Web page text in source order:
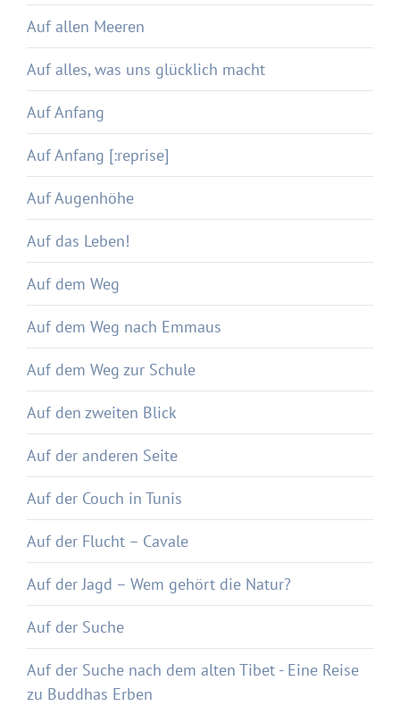
Auf allen Meeren
Auf alles, was uns glücklich macht
Auf Anfang
Auf Anfang [:reprise]
Auf Augenhöhe
Auf das Leben!
Auf dem Weg
Auf dem Weg nach Emmaus
Auf dem Weg zur Schule
Auf den zweiten Blick
Auf der anderen Seite
Auf der Couch in Tunis
Auf der Flucht – Cavale
Auf der Jagd – Wem gehört die Natur?
Auf der Suche
Auf der Suche nach dem alten Tibet - Eine Reise
zu Buddhas Erben